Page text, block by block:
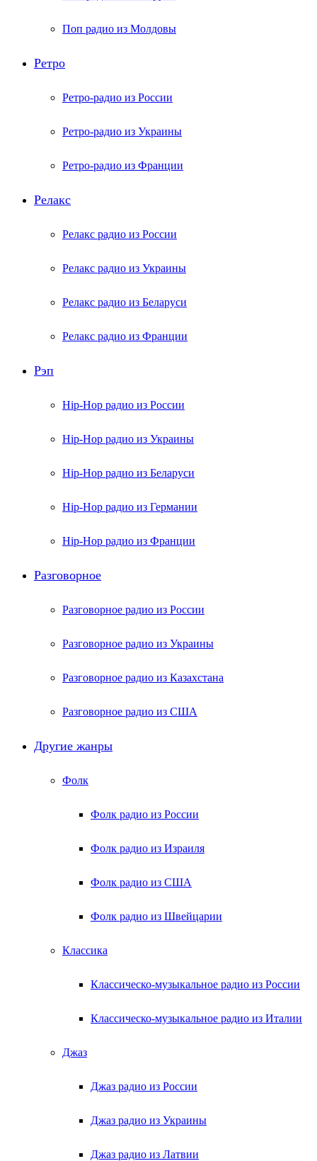
Поп радио из Молдовы
Ретро
Ретро-радио из России
Ретро-радио из Украины
Ретро-радио из Франции
Релакс
Релакс радио из России
Релакс радио из Украины
Релакс радио из Беларуси
Релакс радио из Франции
Рэп
Hip-Hop радио из России
Hip-Hop радио из Украины
Hip-Hop радио из Беларуси
Hip-Hop радио из Германии
Hip-Hop радио из Франции
Разговорное
Разговорное радио из России
Разговорное радио из Украины
Разговорное радио из Казахстана
Разговорное радио из США
Другие жанры
Фолк
Фолк радио из России
Фолк радио из Израиля
Фолк радио из США
Фолк радио из Швейцарии
Классика
Классическо-музыкальное радио из России
Классическо-музыкальное радио из Италии
Джаз
Джаз радио из России
Джаз радио из Украины
Джаз радио из Латвии